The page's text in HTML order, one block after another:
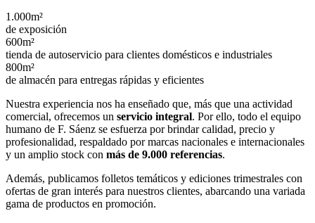
1.000m²
de exposición
600m²
tienda de autoservicio para clientes domésticos e industriales
800m²
de almacén para entregas rápidas y eficientes
Nuestra experiencia nos ha enseñado que, más que una actividad
comercial, ofrecemos un servicio integral. Por ello, todo el equipo
humano de F. Sáenz se esfuerza por brindar calidad, precio y
profesionalidad, respaldado por marcas nacionales e internacionales
y un amplio stock con más de 9.000 referencias.
Además, publicamos folletos temáticos y ediciones trimestrales con
ofertas de gran interés para nuestros clientes, abarcando una variada
gama de productos en promoción.